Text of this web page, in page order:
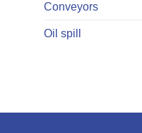
Conveyors
Oil spill